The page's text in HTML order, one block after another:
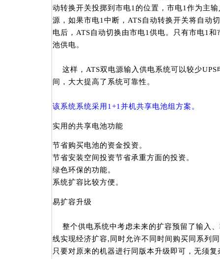
动转换开关投掷到市电1的位置，市电1作为主
源，如果市电1中断，ATS自动转换开关将自动
电后，ATS自动切换由市电1供电。只有市电1
池供电。
这样，ATS双电源输入供电系统可以较少UPS
间，大大提高了系统可靠性。
该系统系统采用1+1并机共享电池组方案。
实用的共享电池功能
节省购买电池的资金投资。
节省安装空间投资节省承重方面的投资。
绿色环保的功能。
系统扩容比较方便。
易扩容升级
整个供电系统中考虑未来的扩容预留了输入
线实现经济扩容,同时允许不同时间购买同系列
只要对原来的机器进行同版本升级即可，无须